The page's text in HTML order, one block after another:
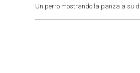
Un perro mostrando la panza a su